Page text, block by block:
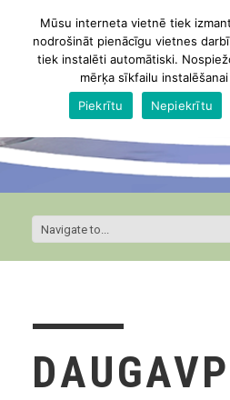
Mūsu interneta vietnē tiek
nodrošināt pienācīgu vietnes
tiek instalēti automātiski.
mērķa sīkfailu
Piekrītu
Nepiekrītu